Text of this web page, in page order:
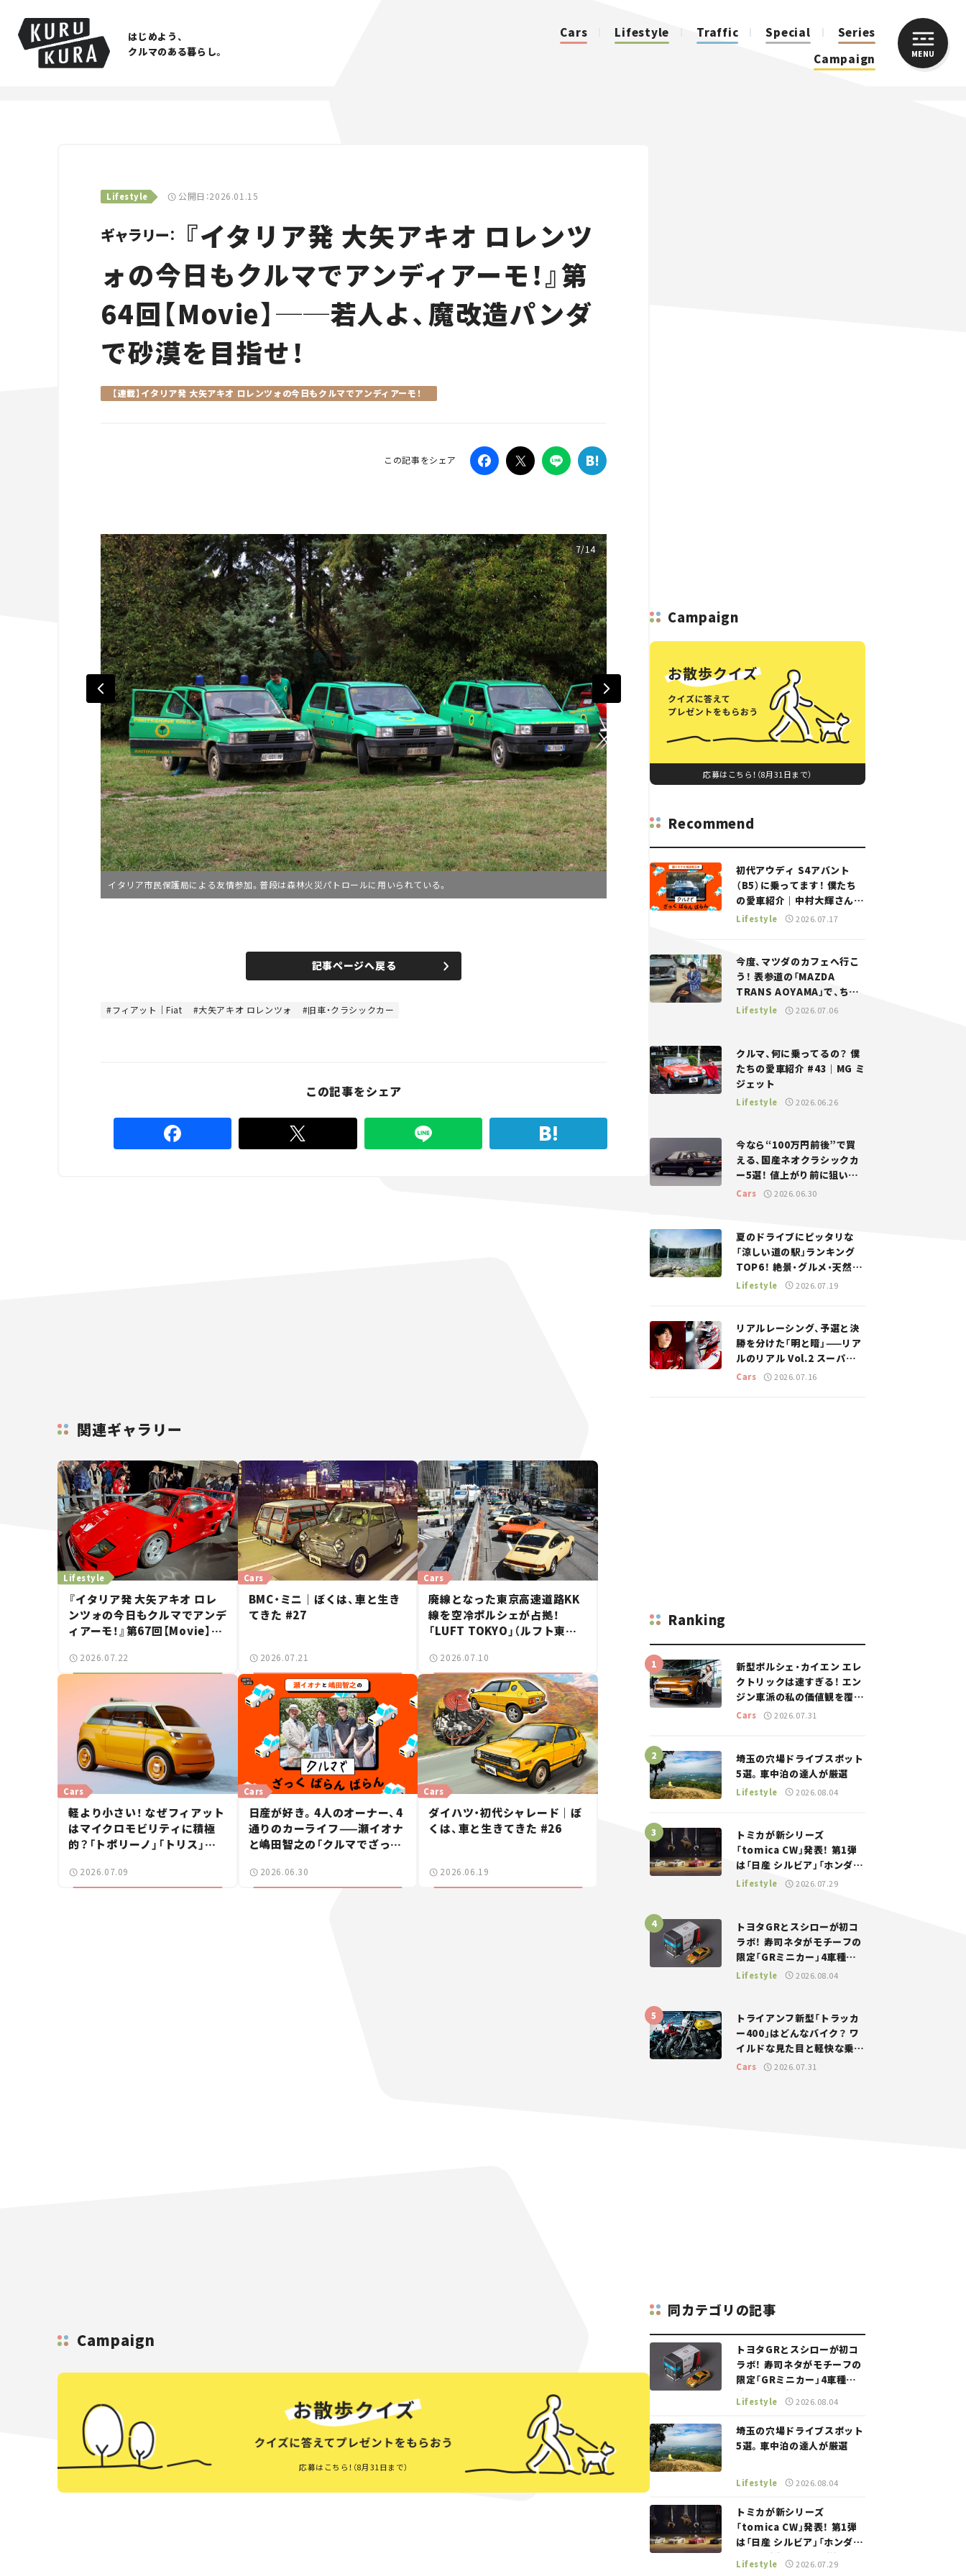
はじめよう、
クルマのある暮らし。
Cars Lifestyle Traffic Special
Series
Campaign
MENU
Lifestyle 公開日：2026.01.15
ギャラリー：
『イタリア発 大矢アキオ ロレンツ
ォの今日もクルマでアンディアーモ！』第
64回【Movie】──若人よ、魔改造パンダ
で砂漠を目指せ！
【連載】イタリア発 大矢アキオ ロレンツォの今日もクルマでアンディアーモ！
この記事をシェア
7/14
イタリア市民保護局による友情参加。普段は森林火災パトロールに用いられている。
4
.
記事ページへ戻る
フィアット｜Fiat 大矢アキオ ロレンツォ 旧車・クラシックカー
この記事をシェア
関連ギャラリー
Lifestyle
『イタリア発 大矢アキオ ロレ
ンツォの今日もクルマでアンデ
ィアーモ！』第67回【Movie】
で起きた、若者たちの「驚き」
2026.07.22
Cars
BMC・ミニ｜ぼくは、車と生き
てきた #27
2026.07.21
Cars
廃線となった東京高速道路KK
線を空冷ポルシェが占拠！
「LUFT TOKYO」（ルフト東京）
ンの週末カーミーティング通信
#2
2026.07.10
Cars
軽より小さい！ なぜフィアット
はマイクロモビリティに積極
的？「トポリーノ」「トリス」に
プリーナ」を発表。
2026.07.09
Cars
日産が好き。4人のオーナー、4
通りのカーライフ——瀬イオナ
と嶋田智之の「クルマでざっく
2026.06.30
Cars
ダイハツ・初代シャレード｜ぼ
くは、車と生きてきた #26
2026.06.19
Campaign
応募はこちら！（8月31日まで）
Campaign
応募はこちら！（8月31日まで）
Recommend
初代アウディ S4アバント
（B5）に乗ってます！ 僕たち
の愛車紹介｜中村大輝さん
——瀬イオナと嶋田智之の
Lifestyle 2026.07.17
今度、マツダのカフェへ行こ
う！ 表参道の「MAZDA
TRANS AOYAMA」で、ちょ
っとひと息。——連載｜CCG
Lifestyle 2026.07.06
クルマ、何に乗ってるの？ 僕
たちの愛車紹介 #43｜MG ミ
ジェット
Lifestyle 2026.06.26
今なら“100万円前後”で買
える、国産ネオクラシックカ
ー5選！ 値上がり前に狙いた
い、中古車探しをお手伝い――ち
Cars 2026.06.30
夏のドライブにピッタリな
「涼しい道の駅」ランキング
TOP6！ 絶景・グルメ・天然ク
ーラーなど、避暑におすすめ
Lifestyle 2026.07.19
リアルレーシング、予選と決
勝を分けた「明と暗」——リア
ルのリアル Vol.2 スーパー
GT 2026開幕戦 岡山国際サ
Cars 2026.07.16
Ranking
新型ポルシェ・カイエン エレ
クトリックは速すぎる！ エン
ジン車派の私の価値観を覆し
た、新しいポルシェの走り。
Cars 2026.07.31
埼玉の穴場ドライブスポット
5選。車中泊の達人が厳選
Lifestyle 2026.08.04
トミカが新シリーズ
「tomica CW」発表！ 第1弾
は「日産 シルビア」「ホンダ
NSX」が登場。世界が注目す
Lifestyle 2026.07.29
トヨタGRとスシローが初コ
ラボ！ 寿司ネタがモチーフの
限定「GRミニカー」4車種が
登場。入手方法は？【クルマ
Lifestyle 2026.08.04
トライアンフ新型「トラッカ
ー400」はどんなバイク？ ワ
イルドな見た目と軽快な乗り
味を両立した400ccフラット
Cars 2026.07.31
同カテゴリの記事
トヨタGRとスシローが初コ
ラボ！ 寿司ネタがモチーフの
限定「GRミニカー」4車種が
登場。入手方法は？【クルマ
とホビー】
Lifestyle 2026.08.04
埼玉の穴場ドライブスポット
5選。車中泊の達人が厳選
Lifestyle 2026.08.04
トミカが新シリーズ
「tomica CW」発表！ 第1弾
は「日産 シルビア」「ホンダ
NSX」が登場。世界が注目す
る“JDM"に焦点【クルマとホ
Lifestyle 2026.07.29
CLOSE
Traffic
Special
Series